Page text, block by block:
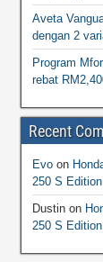
Aveta
dengan 2
Program
rebat
Recent
Evo on
250 S
Dustin on
250 S